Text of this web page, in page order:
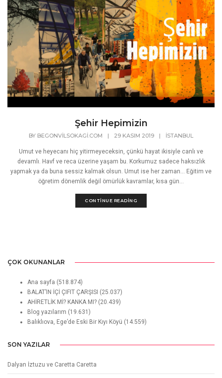
Şehir Hepimizin
BY BEGONVILSOKAGI.COM | 29 KASIM 2019 | İSTANBUL
Umut ve heyecanı hiç yitirmeyeceksin, çünkü hayat ikisiyle canlı ve
devamlı. Havf ve reca üzerine yaşam bu. Korkumuz sadece haksızlık
yapmak ya da buna sessiz kalmak olsun. Umut ise her zaman... Eğitim ve
öğretim dönemlik değil ömürlük kavramlar, kısa gün...
CONTINUE READING
ÇOK OKUNANLAR
Ana sayfa (518.874)
BALAT’IN İÇİ ÇIFIT ÇARŞISI (25.037)
AHİRETLİK Mİ? KANKA MI? (20.439)
Blog yazılarım (19.631)
Balıklıova, Ege’de Eski Bir Kıyı Köyü (14.559)
SON YAZILAR
Dalyan İztuzu ve Caretta Caretta